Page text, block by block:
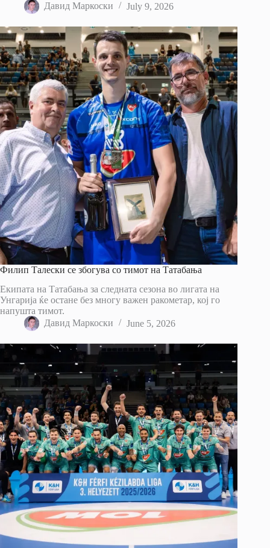
Давид Маркоски
July 9, 2026
Филип Талески се збогува со тимот на Татабања
Екипата на Татабања за следната сезона во лигата на
Унгарија ќе остане без многу важен ракометар, кој го
напушта тимот.
Давид Маркоски
June 5, 2026